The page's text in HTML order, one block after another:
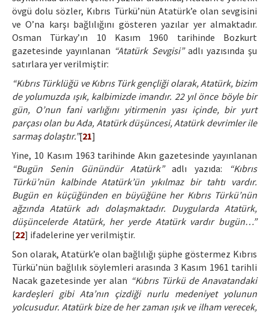
övgü dolu sözler, Kıbrıs Türkü’nün Atatürk’e olan sevgisini
ve O’na karşı bağlılığını gösteren yazılar yer almaktadır.
Osman Türkay’ın 10 Kasım 1960 tarihinde Bozkurt
gazetesinde yayınlanan “Atatürk Sevgisi”adlı yazısında şu
satırlara yer verilmiştir:
“Kıbrıs Türklüğü ve Kıbrıs Türk gençliği olarak, Atatürk, bizim
de yolumuzda ışık, kalbimizde imandır. 22 yıl önce böyle bir
gün, O’nun fani varlığını yitirmenin yası içinde, bir yurt
parçası olan bu Ada, Atatürk düşüncesi, Atatürk devrimler ile
sarmaş dolaştır.”[21]
Yine, 10 Kasım 1963 tarihinde Akın gazetesinde yayınlanan
“Bugün Senin Günündür Atatürk”adlı yazıda:
“Kıbrıs
Türkü’nün kalbinde Atatürk’ün yıkılmaz bir tahtı vardır.
Bugün en küçüğünden en büyüğüne her Kıbrıs Türkü’nün
ağzında Atatürk adı dolaşmaktadır. Duygularda Atatürk,
düşüncelerde Atatürk, her yerde Atatürk vardır bugün…”
[22] ifadelerine yer verilmiştir.
Son olarak, Atatürk’e olan bağlılığı şüphe göstermez Kıbrıs
Türkü’nün bağlılık söylemleri arasında 3 Kasım 1961 tarihli
Nacak gazetesinde yer alan “Kıbrıs Türkü de Anavatandaki
kardeşleri gibi Ata’nın çizdiği nurlu medeniyet yolunun
yolcusudur. Atatürk bize de her zaman ışık ve ilham verecek,